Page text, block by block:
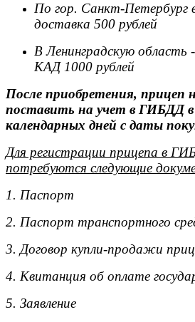
По гор. Санкт-Петербург
доставка 500 рублей
В Ленинградскую
КАД 1000 рублей
После приобретения, прицеп
поставить на учет в ГИБДД
календарных дней с даты
Для регистрации прицепа в
потребуются следующие
1. Паспорт
2. Паспорт транспортного
3. Договор купли-продажи
4. Квитанция об оплате
5. Заявление